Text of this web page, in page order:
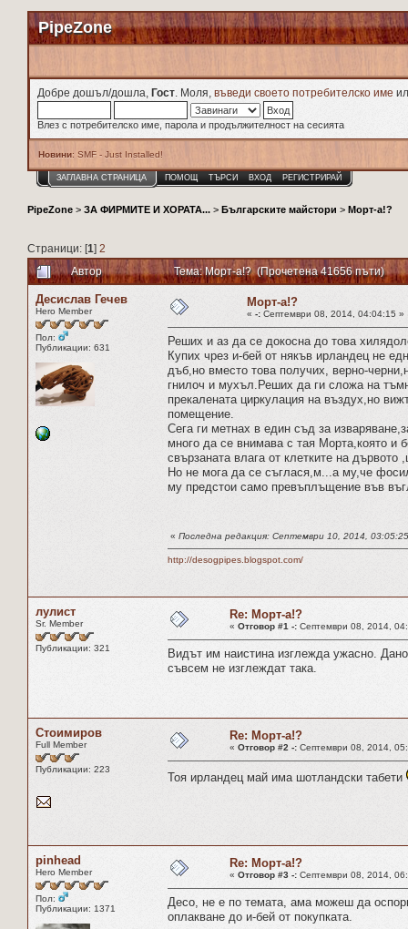
PipeZone
Добре дошъл/дошла, Гост . Моля, въведи своето потребителско име
Влез с потребителско име, парола и продължителност на сесията
Новини: SMF - Just Installed!
ЗАГЛАВНА СТРАНИЦА ПОМОЩ ТЪРСИ ВХОД РЕГИСТРИРАЙ
PipeZone > ЗА ФИРМИТЕ И ХОРАТА... > Българските майстори > Морт-а!?
Страници: [1] 2
Автор
Тема: Морт-а!? (Прочетена 41656 пъти)
Десислав Гечев
Hero Member
Пол:
Публикации: 631
Морт-а!?
« -: Септември 08, 2014, 04:04:15 »
Реших и аз да се докосна до това
Купих чрез и-бей от някъв ирландец не
дъб,но вместо това получих, верно-
гнилоч и мухъл.Реших да ги сложа на
прекалената циркулация на въздух,но
помещение.
Сега ги метнах в един съд за
много да се внимава с тая Морта,която и
свързаната влага от клетките на
Но не мога да се съглася,м...а му,че
му предстои само превъплъщение във
« Последна редакция: Септември 10, 2014,
http://desogpipes.blogspot.com/
лулист
Sr. Member
Публикации: 321
Re: Морт-а!?
« Отговор #1 -: Септември 08, 2014,
Видът им наистина изглежда ужасно.
съвсем не изглеждат така.
Стоимиров
Full Member
Публикации: 223
Re: Морт-а!?
« Отговор #2 -: Септември 08, 2014,
Тоя ирландец май има шотландски табети
pinhead
Hero Member
Пол:
Публикации: 1371
Re: Морт-а!?
« Отговор #3 -: Септември 08, 2014,
Десо, не е по темата, ама можеш да
оплакване до и-бей от покупката.